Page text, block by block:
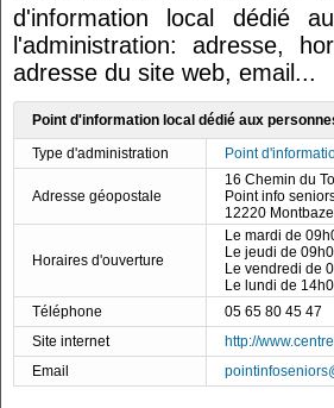
d'information local dédié
l'administration: adresse,
adresse du site web, email...
Point d'information local dédié aux
Type d'administration
Point
Adresse géopostale
16 Chemin du
Point info
12220
Horaires d'ouverture
Le mardi de
Le jeudi de
Le vendredi de
Le lundi de
Téléphone
05 65 80 45 47
Site internet
http://
Email